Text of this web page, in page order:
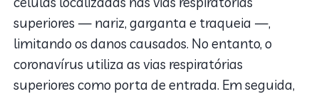
superiores — nariz, garganta e traqueia —,
limitando os danos causados. No entanto, o
coronavírus utiliza as vias respiratórias
superiores como porta de entrada. Em seguida,